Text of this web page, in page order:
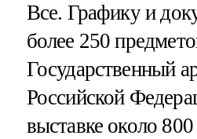
Все. Графику и
более 250
Государственный
Российской
выставке около